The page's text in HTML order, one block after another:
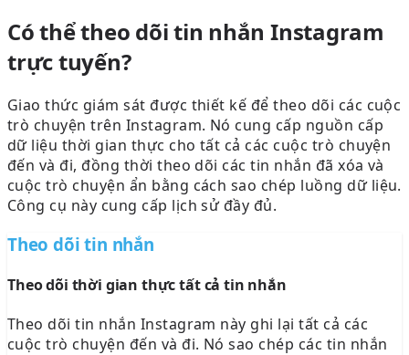
Có thể theo dõi tin nhắn Instagram
trực tuyến?
Giao thức giám sát được thiết kế để theo dõi các cuộc
trò chuyện trên Instagram. Nó cung cấp nguồn cấp
dữ liệu thời gian thực cho tất cả các cuộc trò chuyện
đến và đi, đồng thời theo dõi các tin nhắn đã xóa và
cuộc trò chuyện ẩn bằng cách sao chép luồng dữ liệu.
Công cụ này cung cấp lịch sử đầy đủ.
Theo dõi tin nhắn
Theo dõi thời gian thực tất cả tin nhắn
Theo dõi tin nhắn Instagram này ghi lại tất cả các
cuộc trò chuyện đến và đi. Nó sao chép các tin nhắn